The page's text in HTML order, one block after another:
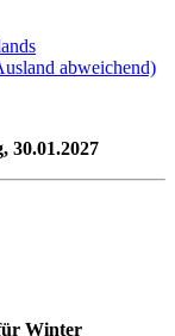
abweichend)
30.01.2027
Winter